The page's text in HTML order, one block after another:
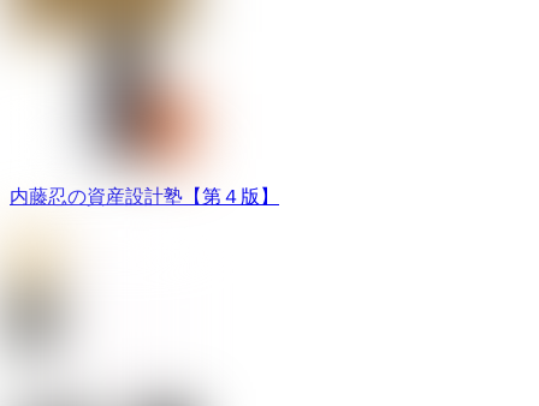
内藤忍の資産設計塾【第４版】